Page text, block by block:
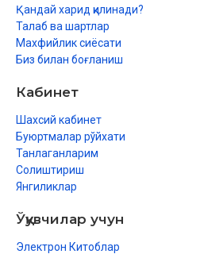
Қандай харид қилинади?
Талаб ва шартлар
Махфийлик сиёсати
Биз билан боғланиш
Кабинет
Шахсий кабинет
Буюртмалар рўйхати
Танлаганларим
Солиштириш
Янгиликлар
Ўқувчилар учун
Электрон Китоблар